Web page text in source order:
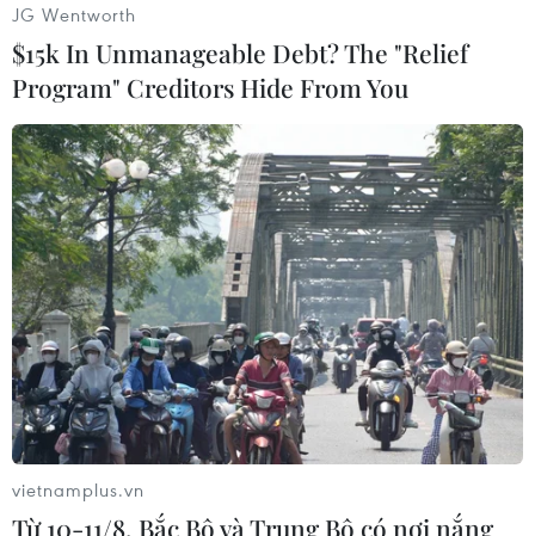
Chính phủ Đức nâng dự báo tăng trưởng
kinh tế năm nay
26/04/2023 15:03
Phóng viên TTXVN tại Berlin dẫn báo cáo về dự báo
kinh tế mùa Xuân công bố ngày 26/4 cho biết cách đơn
đặt hàng nhận được và môi trường kinh doanh cho thấy
nền kinh tế sẽ phục hồi trong năm nay.
JG Wentworth
$15k In Unmanageable Debt? The "Relief
Program" Creditors Hide From You
vietnamplus.vn
Từ 10-11/8, Bắc Bộ và Trung Bộ có nơi nắng